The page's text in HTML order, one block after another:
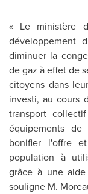
« Le ministère
développement
diminuer la
de gaz à effet de
citoyens dans
investi, au cours
transport
équipements
bonifier l'offre
population à
grâce à une
souligne M.